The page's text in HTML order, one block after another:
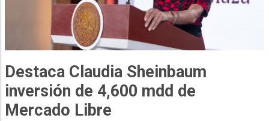
Destaca Claudia Sheinbaum
inversión de 4,600 mdd de
Mercado Libre